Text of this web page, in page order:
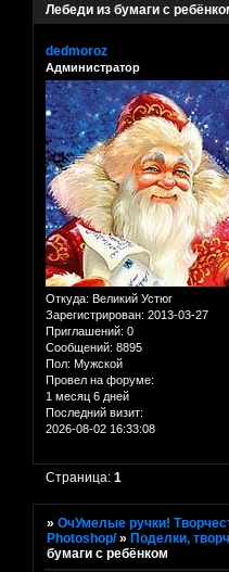
Лебеди из бумаги с
dedmoroz
Администратор
Откуда: Великий Устюг
Зарегистрирован: 2013-03-27
Приглашений: 0
Сообщений: 8895
Пол: Мужской
Провел на форуме:
1 месяц 6 дней
Последний визит:
2026-08-02 16:33:08
Страница:1
»ОчУмелые ручки!
Photoshop/ »Поделки,
бумаги с ребёнком